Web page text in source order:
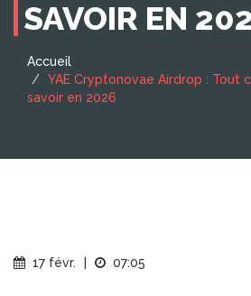
SAVOIR EN
Accueil
YAE Cryptonovae Airdrop : Tout
savoir en 2026
17 févr. 07:05